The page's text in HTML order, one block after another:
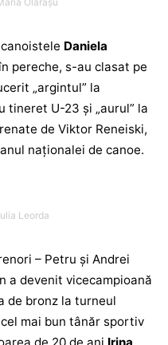
Daniela
pereche, s-au clasat pe
„argintul” la
tineret U-23 și „aurul” la
de Viktor Reneiski,
naționalei de canoe.
Leorda
– Petru și Andrei
a devenit vicecampioană
de bronz la turneul
mai bun tânăr sportiv